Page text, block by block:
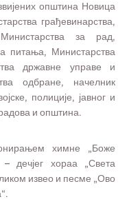
општина Новица
грађевинарства,
за рад,
питања, Министарства
државне управе и
одбране, начелник
полиције, јавног и
и општина.
химне „Боже
дечјег хораа „Света
извео и песме „Ово